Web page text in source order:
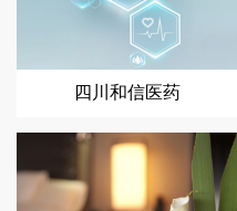
四川和信医药